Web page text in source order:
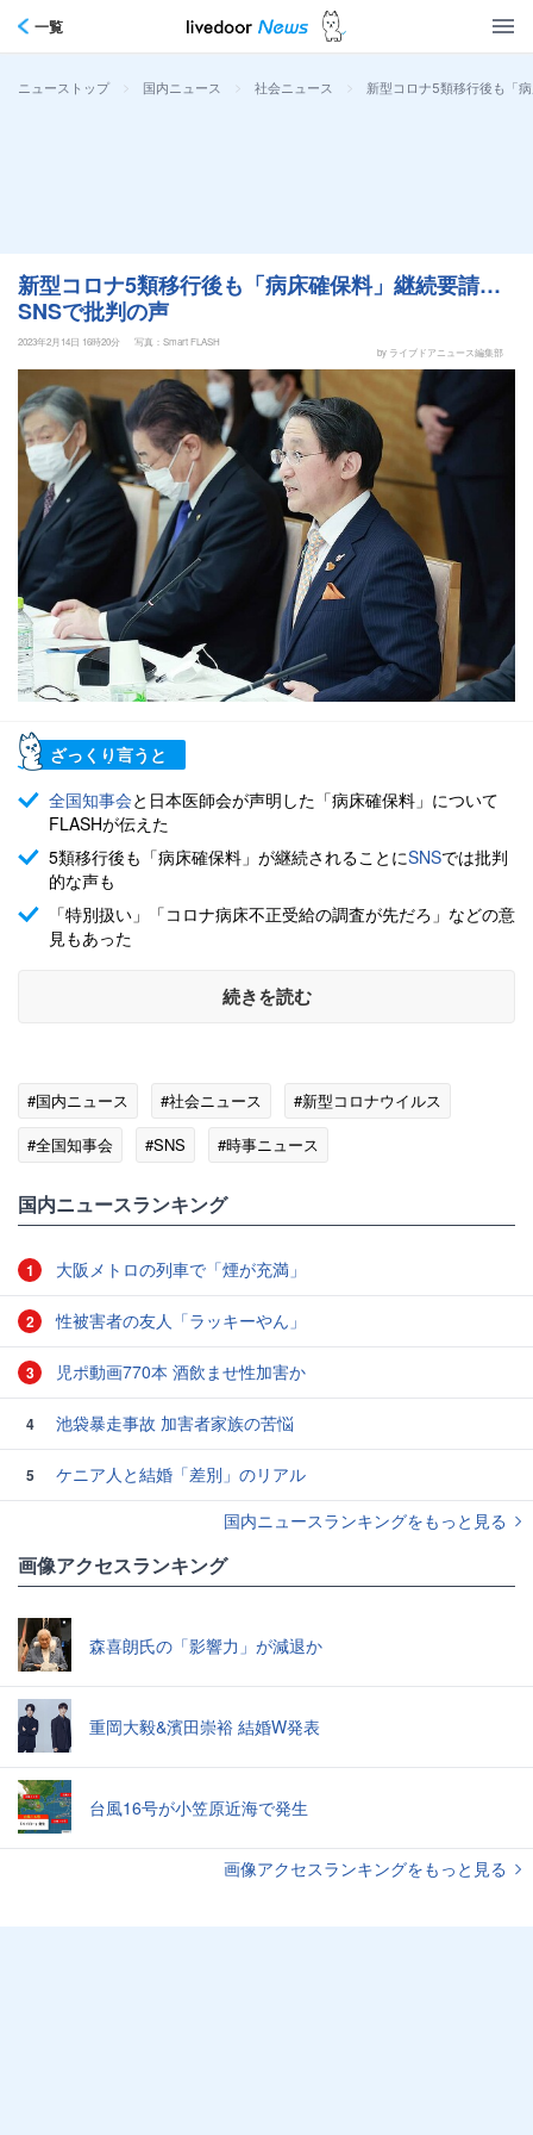
一覧
ニューストップ > 国内ニュース > 社会ニュース > 新型コロナ5類移行後も「
新型コロナ5類移行後も「病床確保料」継続要請…
SNSで批判の声
2023年2月14日 16時20分
写真：Smart FLASH
by ライブドアニュース編集部
ざっくり言うと
全国知事会と日本医師会が声明した「病床確保料」について
FLASHが伝えた
5類移行後も「病床確保料」が継続されることにSNSでは批判
的な声も
「特別扱い」「コロナ病床不正受給の調査が先だろ」などの意
見もあった
続きを読む
#国内ニュース #社会ニュース
#新型コロナウイルス
#全国知事会
#SNS #時事ニュース
国内ニュースランキング
1 大阪メトロの列車で「煙が充満」
2 性被害者の友人「ラッキーやん」
3 児ポ動画770本 酒飲ませ性加害か
4 池袋暴走事故 加害者家族の苦悩
5
ケニア人と結婚「差別」のリアル
国内ニュースランキングをもっと見る
画像アクセスランキング
森喜朗氏の「影響力」が減退か
重岡大毅&濱田崇裕 結婚W発表
台風16号が小笠原近海で発生
画像アクセスランキングをもっと見る